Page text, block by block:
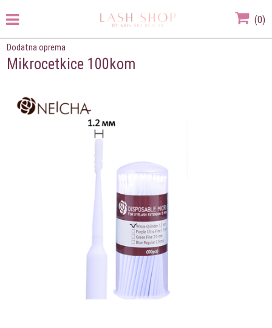
(0)
Dodatna oprema
Mikrocetkice 100kom